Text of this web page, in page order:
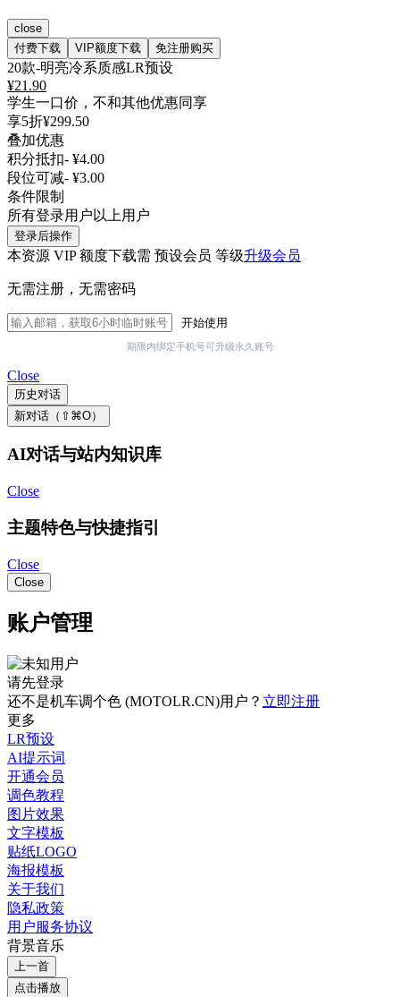
close
付费下载
VIP额度下载 免注册购买
20款-明亮冷系质感LR预设
¥21.90
学生一口价，不和其他优惠同享
享5折¥299.50
叠加优惠
积分抵扣- ¥4.00
段位可减- ¥3.00
条件限制
所有登录用户以上用户
登录后操作
本资源 VIP 额度下载需 预设会员 等级升级会员
无需注册，无需密码
开始使用
期限内绑定手机号可升级永久账号
Close
历史对话
新对话（⇧⌘O）
AI对话与站内知识库
Close
主题特色与快捷指引
Close
Close
账户管理
请先登录
还不是机车调个色 (MOTOLR.CN)用户？ 立即注册
更多
LR预设
AI提示词
开通会员
调色教程
图片效果
文字模板
贴纸LOGO
海报模板
关于我们
隐私政策
用户服务协议
背景音乐
上一首
点击播放